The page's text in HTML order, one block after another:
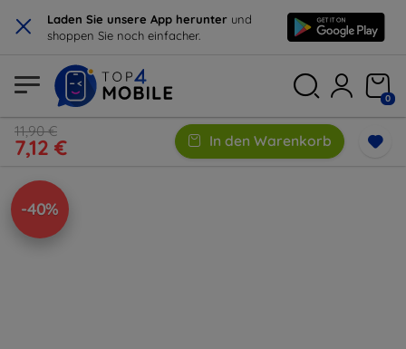
× Laden Sie unsere App herunter und
shoppen Sie noch einfacher.
0
11,90 €
7,12 € In den Warenkorb
-40%